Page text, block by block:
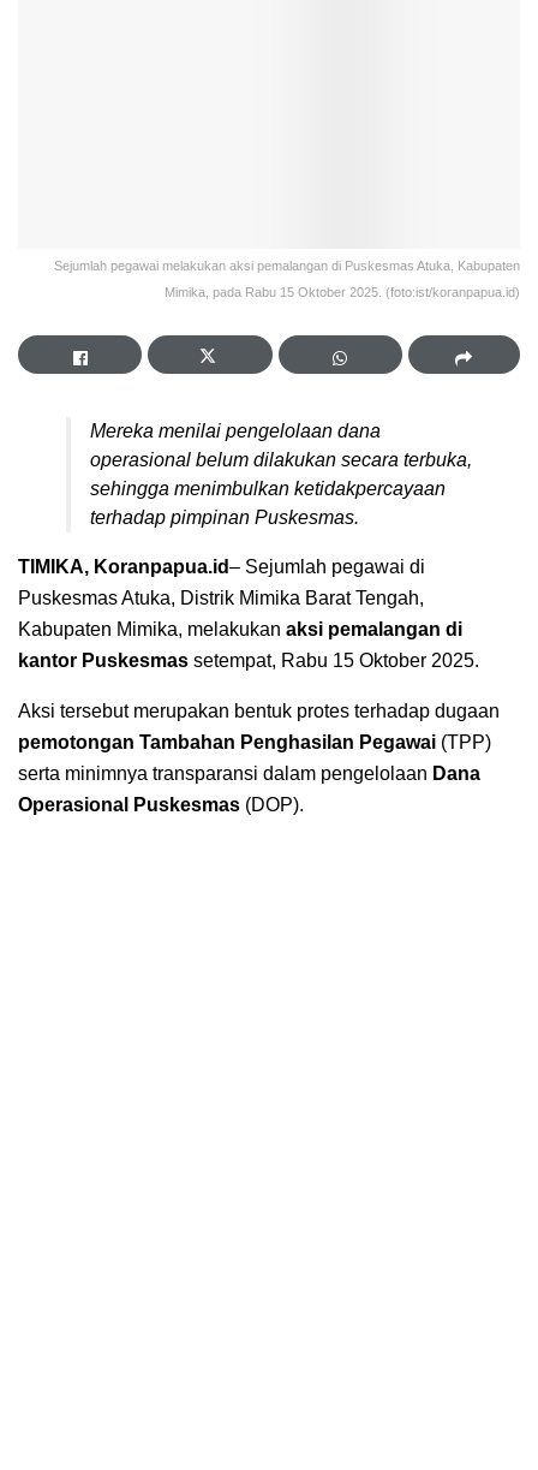
Sejumlah pegawai melakukan aksi pemalangan di Puskesmas Atuka, Kabupaten
Mimika, pada Rabu 15 Oktober 2025. (foto:ist/koranpapua.id)
Mereka menilai pengelolaan dana
operasional belum dilakukan secara terbuka,
sehingga menimbulkan ketidakpercayaan
terhadap pimpinan Puskesmas.
TIMIKA, Koranpapua.id– Sejumlah pegawai di
Puskesmas Atuka, Distrik Mimika Barat Tengah,
Kabupaten Mimika, melakukan aksi pemalangan di
kantor Puskesmas setempat, Rabu 15 Oktober 2025.
Aksi tersebut merupakan bentuk protes terhadap dugaan
pemotongan Tambahan Penghasilan Pegawai (TPP)
serta minimnya transparansi dalam pengelolaan Dana
Operasional Puskesmas (DOP).